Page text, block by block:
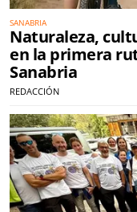
SANABRIA
Naturaleza,
en la primera
Sanabria
REDACCIÓN